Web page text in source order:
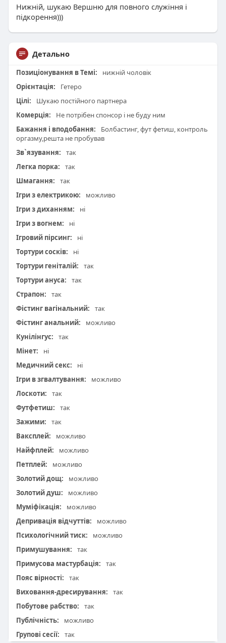
Нижній, шукаю Вершню для повного служіння і
підкорення)))
Детально
Позиціонування в Темі:
нижній чоловік
Орієнтація:
Гетеро
Цілі:
Шукаю постійного партнера
Комерція:
Не потрібен спонсор і не буду ним
Бажання і вподобання:
Болбастинг, фут фетиш, контроль
оргазму,решта не пробував
Зв`язування:
так
Легка порка:
так
Шмагання:
так
Ігри з електрикою:
можливо
Ігри з диханням:
ні
Ігри з вогнем:
ні
Ігровий пірсинг:
ні
Тортури сосків:
ні
Тортури геніталій:
так
Тортури ануса:
так
Страпон:
так
Фістинг вагінальний:
так
Фістинг анальний:
можливо
Кунілінгус:
так
Мінет:
ні
Медичний секс:
ні
Ігри в згвалтування:
можливо
Лоскоти:
так
Футфетиш:
так
Зажими:
так
Ваксплей:
можливо
Найфплей:
можливо
Петплей:
можливо
Золотий дощ:
можливо
Золотий душ:
можливо
Муміфікація:
можливо
Депривація відчуттів:
можливо
Психологічний тиск:
можливо
Примушування:
так
Примусова мастурбація:
так
Пояс вірності:
так
Виховання-дресирування:
так
Побутове рабство:
так
Публічність:
можливо
Групові сесії:
так